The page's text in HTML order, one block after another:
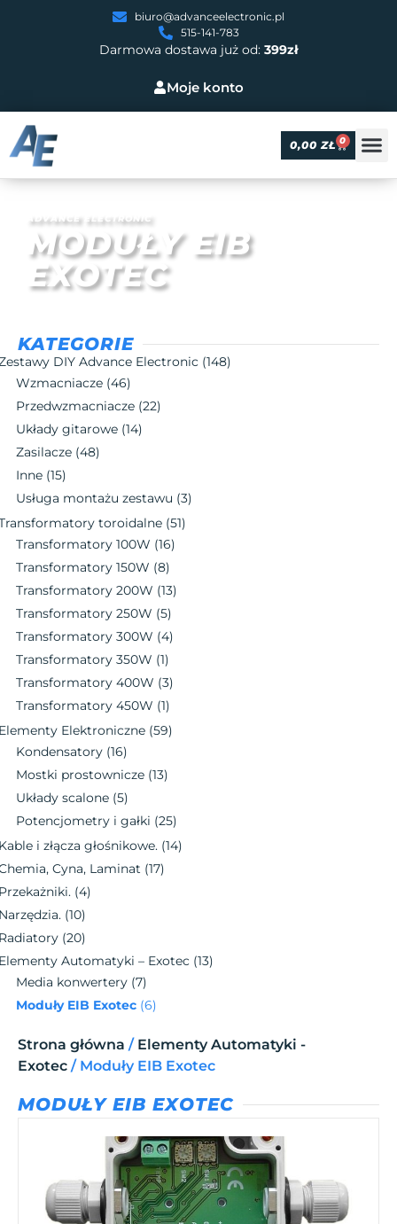
Moje konto
Darmowa dostawa już od: 399zł
biuro@advanceelectronic.pl
515-141-783
0,00 ZŁ 0
ADVANCE ELECTRONIC
MODUŁY EIB
EXOTEC
KATEGORIE
DIY Advance Electronic (148)
Wzmacniacze (46)
Przedwzmacniacze (22)
Układy gitarowe (14)
Zasilacze (48)
Inne (15)
Usługa montażu zestawu (3)
toroidalne (51)
Transformatory 100W (16)
Transformatory 150W (8)
Transformatory 200W (13)
Transformatory 250W (5)
Transformatory 300W (4)
Transformatory 350W (1)
Transformatory 400W (3)
Transformatory 450W (1)
Elektroniczne (59)
Kondensatory (16)
Mostki prostownicze (13)
Układy scalone (5)
Potencjometry i gałki (25)
i złącza głośnikowe. (14)
Cyna, Laminat (17)
(4)
(10)
(20)
Automatyki – Exotec (13)
Media konwertery (7)
Moduły EIB Exotec (6)
Strona główna / Elementy Automatyki -
Exotec / Moduły EIB Exotec
MODUŁY EIB EXOTEC